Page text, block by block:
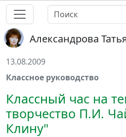
Александрова
13.08.2009
Классное руководство
Классный час на
творчество П.И.
Клину"